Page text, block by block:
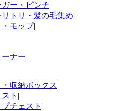
ー・ピンチ|
リトリ・髪の毛集め|
・モップ|
ナー
収納ボックス|
ト |
チェスト |